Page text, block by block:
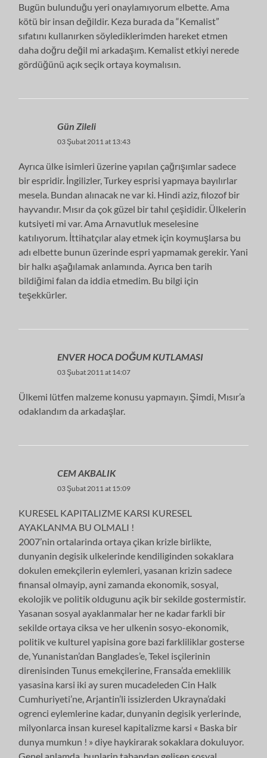
Bugün bulunduğu yeri onaylamıyorum elbette. Ama
kötü bir insan değildir. Keza burada da “Kemalist”
sıfatını kullanırken söylediklerimden hareket etmen
daha doğru değil mi arkadaşım. Kemalist etkiyi nerede
gördüğünü açık seçik ortaya koymalısın.
Gün Zileli
03 Şubat 2011 at 13:43
Ayrıca ülke isimleri üzerine yapılan çağrışımlar sadece
bir espridir. İngilizler, Turkey esprisi yapmaya bayılırlar
mesela. Bundan alınacak ne var ki. Hindi aziz, filozof bir
hayvandır. Mısır da çok güzel bir tahıl çeşididir. Ülkelerin
kutsiyeti mi var. Ama Arnavutluk meselesine
katılıyorum. İttihatçılar alay etmek için koymuşlarsa bu
adı elbette bunun üzerinde espri yapmamak gerekir. Yani
bir halkı aşağılamak anlamında. Ayrıca ben tarih
bildiğimi falan da iddia etmedim. Bu bilgi için
teşekkürler.
ENVER HOCA DOĞUM KUTLAMASI
03 Şubat 2011 at 14:07
Ülkemi lütfen malzeme konusu yapmayın. Şimdi, Mısır’a
odaklandım da arkadaşlar.
CEM AKBALIK
03 Şubat 2011 at 15:09
KURESEL KAPITALIZME KARSI KURESEL
AYAKLANMA BU OLMALI !
2007’nin ortalarinda ortaya çikan krizle birlikte,
dunyanin degisik ulkelerinde kendiliginden sokaklara
dokulen emekçilerin eylemleri, yasanan krizin sadece
finansal olmayip, ayni zamanda ekonomik, sosyal,
ekolojik ve politik oldugunu açik bir sekilde gostermistir.
Yasanan sosyal ayaklanmalar her ne kadar farkli bir
sekilde ortaya ciksa ve her ulkenin sosyo-ekonomik,
politik ve kulturel yapisina gore bazi farkliliklar gosterse
de, Yunanistan’dan Banglades’e, Tekel isçilerinin
direnisinden Tunus emekçilerine, Fransa’da emeklilik
yasasina karsi iki ay suren mucadeleden Cin Halk
Cumhuriyeti’ne, Arjantin’li issizlerden Ukrayna’daki
ogrenci eylemlerine kadar, dunyanin degisik yerlerinde,
milyonlarca insan kuresel kapitalizme karsi « Baska bir
dunya mumkun ! » diye haykirarak sokaklara dokuluyor.
Genel anlamda, bunlarin tabandan gelisen sosyal